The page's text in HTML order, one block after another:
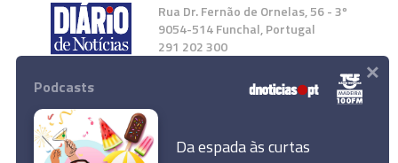
Rua Dr. Fernão de Ornelas, 56 - 3º
9054-514 Funchal, Portugal
291 202 300
Instale a nossa App
Podcasts
Da espada às curtas
×